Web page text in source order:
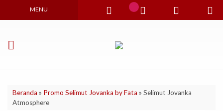
MENU
Beranda » Promo Selimut Jovanka by Fata » Selimut Jovanka
Atmosphere